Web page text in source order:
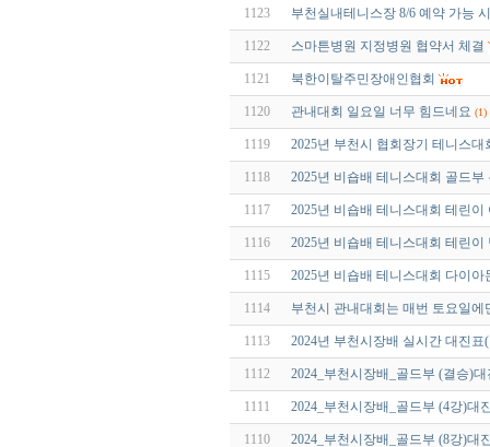
1123 부천실내테니스장 8/6 예약 가능
1122 스마튼병원 지정병원 협약서 체결
1121 북한이탈주민장애인협회
1120 관내대회 일요일 너무 힘드네요 (1)
1119 2025년 부천시 협회장기 테니스대
1118 2025년 비숍배 테니스대회 골드부
1117 2025년 비숍배 테니스대회 테린
1116 2025년 비숍배 테니스대회 테린
1115 2025년 비숍배 테니스대회 다이
1114 부천시 관내대회는 매번 토요일에
1113 2024년 부천시장배 실시간 대진표
1112 2024_부천시장배_골드부 (결승)대
1111 2024_부천시장배_골드부 (4강)대
1110 2024_부천시장배_골드부 (8강)대